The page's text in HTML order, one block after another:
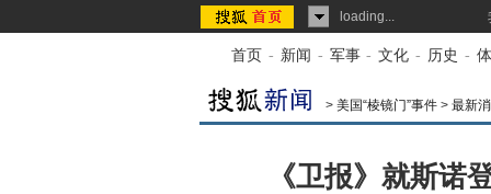
loading...
首页 - 新闻 - 军事 - 文化 - 历史 -
> 美国“棱镜门”事件 > 最新
《卫报》就斯诺